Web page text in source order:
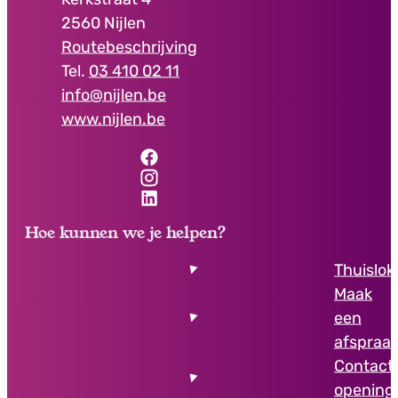
,2560 Nijlen
Routebeschrijving
03 410 02 11
E-mailinfo@nijlen.be
Websitewww.nijlen.be
Onthaal gemeentehuis
Onthaal gemeentehuis
Onthaal gemeentehuis
Hoe kunnen we je helpen?
Maak
een
afspraak
Contact